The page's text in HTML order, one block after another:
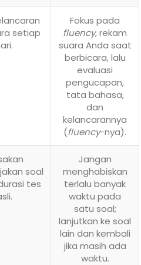
setiap
Fokus pada
fluency, rekam
suara Anda saat
berbicara, lalu
evaluasi
pengucapan,
tata bahasa,
dan
kelancarannya
(fluency-nya).
soal
tes
Jangan
menghabiskan
terlalu banyak
waktu pada
satu soal;
lanjutkan ke soal
lain dan kembali
jika masih ada
waktu.